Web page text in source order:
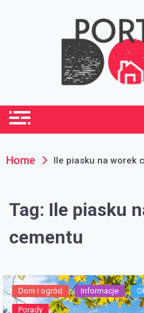
Home Ile piasku na worek
Tag: Ile piasku
cementu
Dom i ogród Informacje
Porady